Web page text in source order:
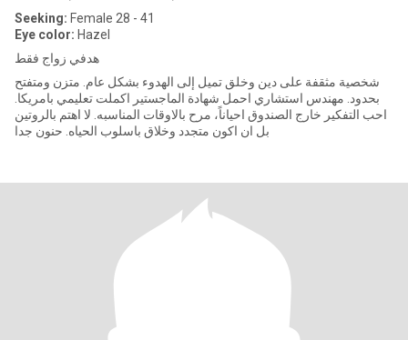
Seeking: Female 28 - 41
Eye color: Hazel
هدفي زواج فقط
‏شخصية مثقفة على دين وخلق تميل إلى الهدوء بشكل عام. متزن ومتفتح
بحدود. مهندس استشاري احمل شهادة الماجستير اكملت تعليمي بامريكا.
احب التفكير خارج الصندوق احياناً، مرح بالاوقات المناسبه. لا اهتم بالروتين
بل ان اكون متجدد وخلاق باسلوب الحياه. حنون جدا